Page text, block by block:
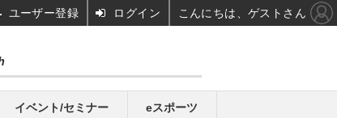
イベント/セミナー eスポーツ
ユーザー登録 ログイン こんにちは、ゲストさん